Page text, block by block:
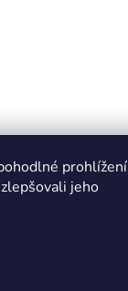
prohlížení
jeho